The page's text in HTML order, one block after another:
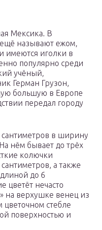
Мексика. В
ещё называют ежом,
имеются иголки в
популярно среди
учёный,
Герман Грузон,
большую в Европе
передал городу
сантиметров в ширину
нём бывает до трёх
колючки
а также
до 6
цветёт нечасто
на верхушке венец из
цветочном стебле
поверхностью и